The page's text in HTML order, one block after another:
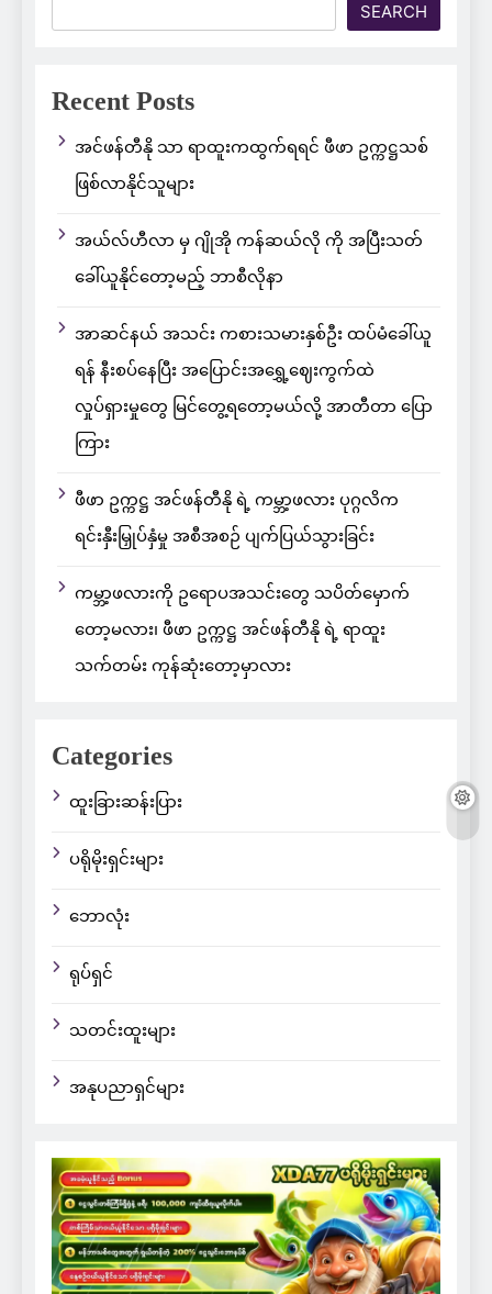
SEARCH
Recent Posts
အင်ဖန်တီနို သာ ရာထူးကထွက်ရရင် ဖီဖာ ဥက္ကဋ္ဌသစ်
ဖြစ်လာနိုင်သူများ
အယ်လ်ဟီလာ မှ ဂျိုအို ကန်ဆယ်လို ကို အပြီးသတ်
ခေါ်ယူနိုင်တော့မည့် ဘာစီလိုနာ
အာဆင်နယ် အသင်း ကစားသမားနှစ်ဦး ထပ်မံခေါ်ယူ
ရန် နီးစပ်နေပြီး အပြောင်းအရွှေ့ဈေးကွက်ထဲ
လှုပ်ရှားမှုတွေ မြင်တွေ့ရတော့မယ်လို့ အာတီတာ ပြော
ကြား
ဖီဖာ ဥက္ကဋ္ဌ အင်ဖန်တီနို ရဲ့ ကမ္ဘာ့ဖလား ပုဂ္ဂလိက
ရင်းနှီးမြှုပ်နှံမှု အစီအစဉ် ပျက်ပြယ်သွားခြင်း
ကမ္ဘာ့ဖလားကို ဥရောပအသင်းတွေ သပိတ်မှောက်
တော့မလား၊ ဖီဖာ ဥက္ကဋ္ဌ အင်ဖန်တီနို ရဲ့ ရာထူး
သက်တမ်း ကုန်ဆုံးတော့မှာလား
Categories
ထူးခြားဆန်းပြား
ပရိုမိုးရှင်းများ
ဘောလုံး
ရုပ်ရှင်
သတင်းထူးများ
အနုပညာရှင်များ